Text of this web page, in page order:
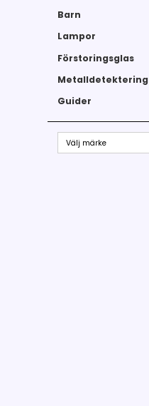
Barn
Lampor
Förstoringsglas
Metalldetektering
Guider